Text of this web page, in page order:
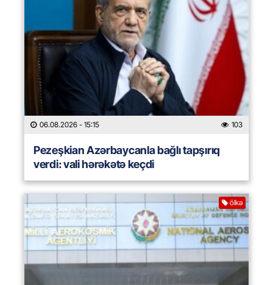
06.08.2026 - 15:15 103
Pezeşkian Azərbaycanla bağlı tapşırıq
verdi: vali hərəkətə keçdi
ölkə